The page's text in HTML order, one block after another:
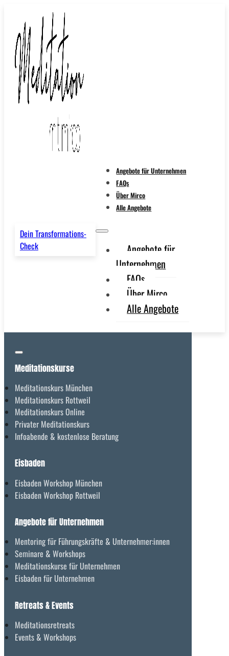
Angebote für Unternehmen
FAQs
Über Mirco
Alle Angebote
Angebote für
Unternehmen
FAQs
Über Mirco
Alle Angebote
Dein Transformations-
Check
Meditationskurse
Meditationskurs München
Meditationskurs Rottweil
Meditationskurs Online
Privater Meditationskurs
Infoabende & kostenlose Beratung
Eisbaden
Eisbaden Workshop München
Eisbaden Workshop Rottweil
Angebote für Unternehmen
Mentoring für Führungskräfte & Unternehmer:innen
Seminare & Workshops
Meditationskurse für Unternehmen
Eisbaden für Unternehmen
Retreats & Events
Meditationsretreats
Events & Workshops